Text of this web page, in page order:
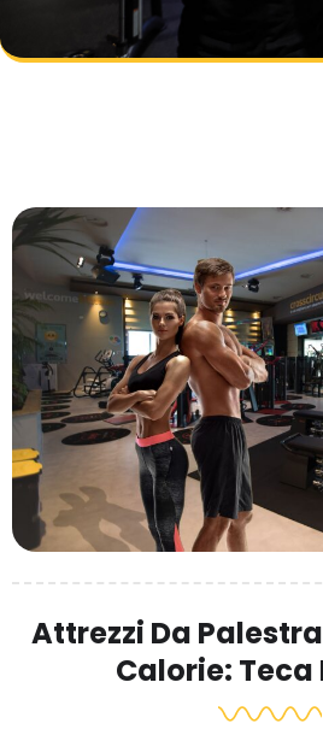
Attrezzi Da
Calorie: Teca